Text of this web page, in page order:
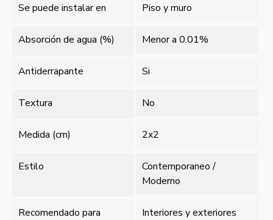
Se puede instalar en Piso y muro
Absorción de agua (%) Menor a 0.01%
Antiderrapante Si
Textura No
Medida (cm) 2x2
Estilo
Contemporaneo /
Moderno
Recomendado para Interiores y exteriores